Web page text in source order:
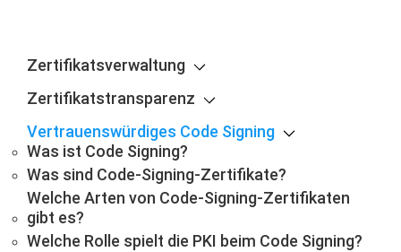
Zertifikatsverwaltung
Zertifikatstransparenz
Vertrauenswürdiges Code Signing
Was ist Code Signing?
Was sind Code-Signing-Zertifikate?
Welche Arten von Code-Signing-Zertifikaten
gibt es?
Welche Rolle spielt die PKI beim Code Signing?